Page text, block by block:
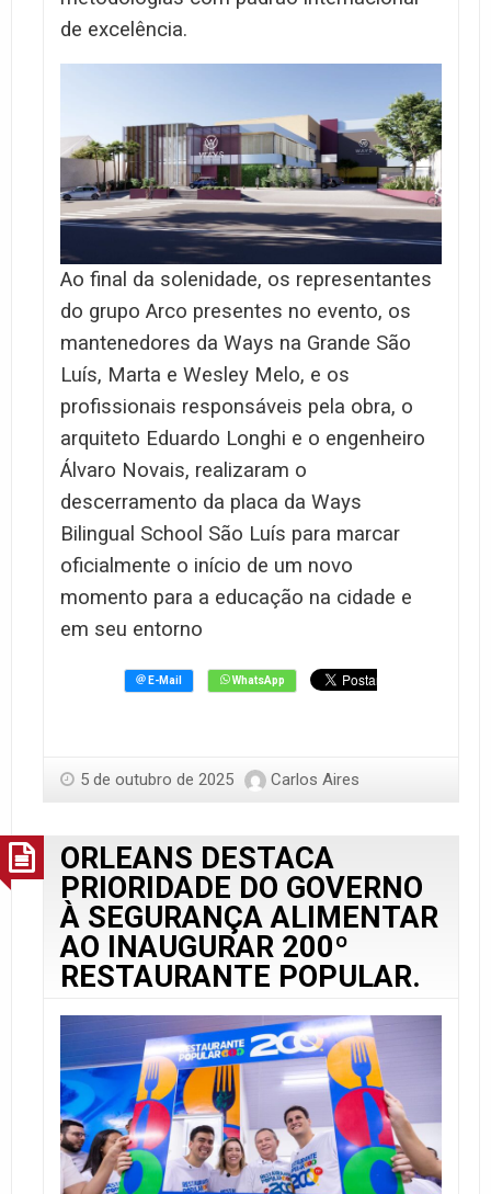
de excelência.
Ao final da solenidade, os representantes
do grupo Arco presentes no evento, os
mantenedores da Ways na Grande São
Luís, Marta e Wesley Melo, e os
profissionais responsáveis pela obra, o
arquiteto Eduardo Longhi e o engenheiro
Álvaro Novais, realizaram o
descerramento da placa da Ways
Bilingual School São Luís para marcar
oficialmente o início de um novo
momento para a educação na cidade e
em seu entorno
5 de outubro de 2025 Carlos Aires
ORLEANS DESTACA
PRIORIDADE DO GOVERNO
À SEGURANÇA ALIMENTAR
AO INAUGURAR 200º
RESTAURANTE POPULAR.